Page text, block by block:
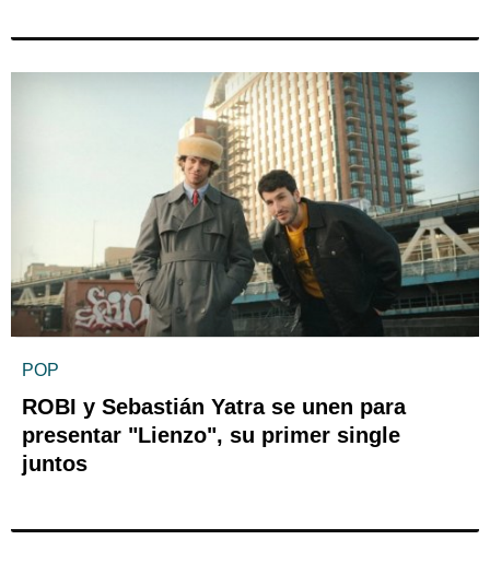
POP
ROBI y Sebastián Yatra se unen para
presentar "Lienzo", su primer single
juntos